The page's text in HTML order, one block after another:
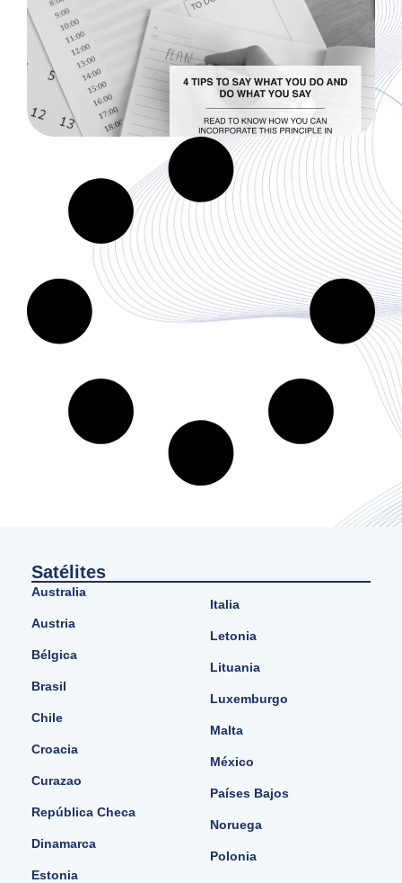
Satélites
Australia
Austria
Bélgica
Brasil
Chile
Croacia
Curazao
República Checa
Dinamarca
Estonia
Italia
Letonia
Lituania
Luxemburgo
Malta
México
Países Bajos
Noruega
Polonia